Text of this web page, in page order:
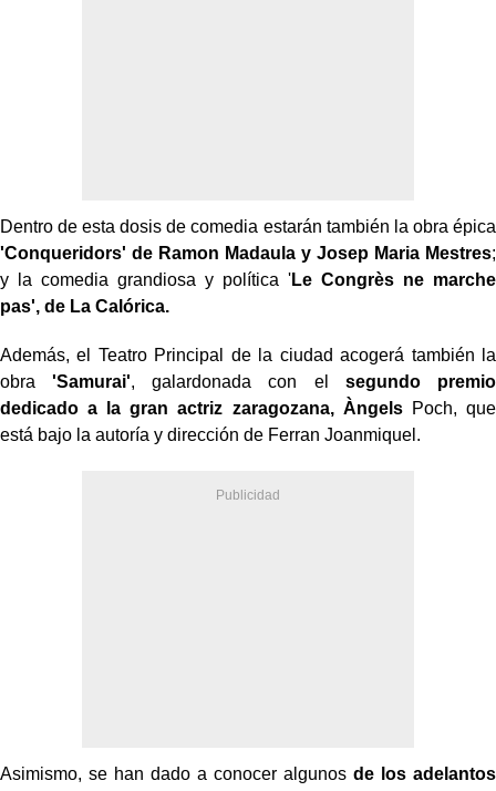
Dentro de esta dosis de comedia estarán también la obra épica
'Conqueridors' de Ramon Madaula y Josep Maria Mestres;
y la comedia grandiosa y política 'Le Congrès ne marche
pas', de La Calórica.
Además, el Teatro Principal de la ciudad acogerá también la
obra'Samurai', galardonada con el segundo premio
dedicado a la gran actriz zaragozana, Àngels
Poch, que
está bajo la autoría y dirección de Ferran Joanmiquel .
Asimismo, se han dado a conocer algunosde los adelantos